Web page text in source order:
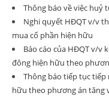
Thông báo về việc huỷ
Nghi quyết HĐQT v/v
mua cổ phần hiện hữu
Báo cáo của HĐQT v/v
đông hiện hữu theo
Thông báo tiếp tục tiếp
hữu theo phương án tăng